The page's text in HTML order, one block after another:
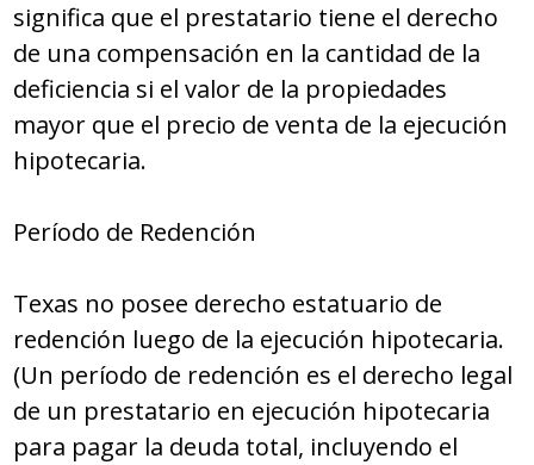
significa que el prestatario tiene el derecho
de una compensación en la cantidad de la
deficiencia si el valor de la propiedades
mayor que el precio de venta de la ejecución
hipotecaria.
Período de Redención
Texas no posee derecho estatuario de
redención luego de la ejecución hipotecaria.
(Un período de redención es el derecho legal
de un prestatario en ejecución hipotecaria
para pagar la deuda total, incluyendo el